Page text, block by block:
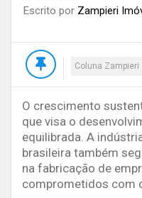
Escrito por Zampieri
Coluna Zampieri
O crescimento
que visa o
equilibrada. A
brasileira também
na fabricação de
comprometidos com